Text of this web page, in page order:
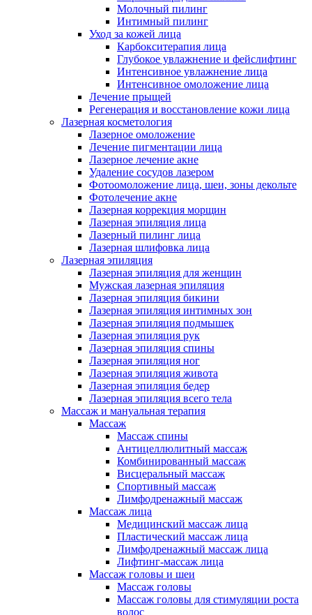
Молочный пилинг
Интимный пилинг
Уход за кожей лица
Карбокситерапия лица
Глубокое увлажнение и фейслифтинг
Интенсивное увлажнение лица
Интенсивное омоложение лица
Лечение прыщей
Регенерация и восстановление кожи лица
Лазерная косметология
Лазерное омоложение
Лечение пигментации лица
Лазерное лечение акне
Удаление сосудов лазером
Фотоомоложение лица, шеи, зоны декольте
Фотолечение акне
Лазерная коррекция морщин
Лазерная эпиляция лица
Лазерный пилинг лица
Лазерная шлифовка лица
Лазерная эпиляция
Лазерная эпиляция для женщин
Мужская лазерная эпиляция
Лазерная эпиляция бикини
Лазерная эпиляция интимных зон
Лазерная эпиляция подмышек
Лазерная эпиляция рук
Лазерная эпиляция спины
Лазерная эпиляция ног
Лазерная эпиляция живота
Лазерная эпиляция бедер
Лазерная эпиляция всего тела
Массаж и мануальная терапия
Массаж
Массаж спины
Антицеллюлитный массаж
Комбинированный массаж
Висцеральный массаж
Спортивный массаж
Лимфодренажный массаж
Массаж лица
Медицинский массаж лица
Пластический массаж лица
Лимфодренажный массаж лица
Лифтинг-массаж лица
Массаж головы и шеи
Массаж головы
Массаж головы для стимуляции роста
волос